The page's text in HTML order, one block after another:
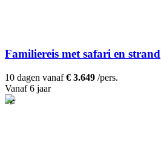
Familiereis met safari en strand
10 dagen vanaf€ 3.649 /pers.
Vanaf 6 jaar